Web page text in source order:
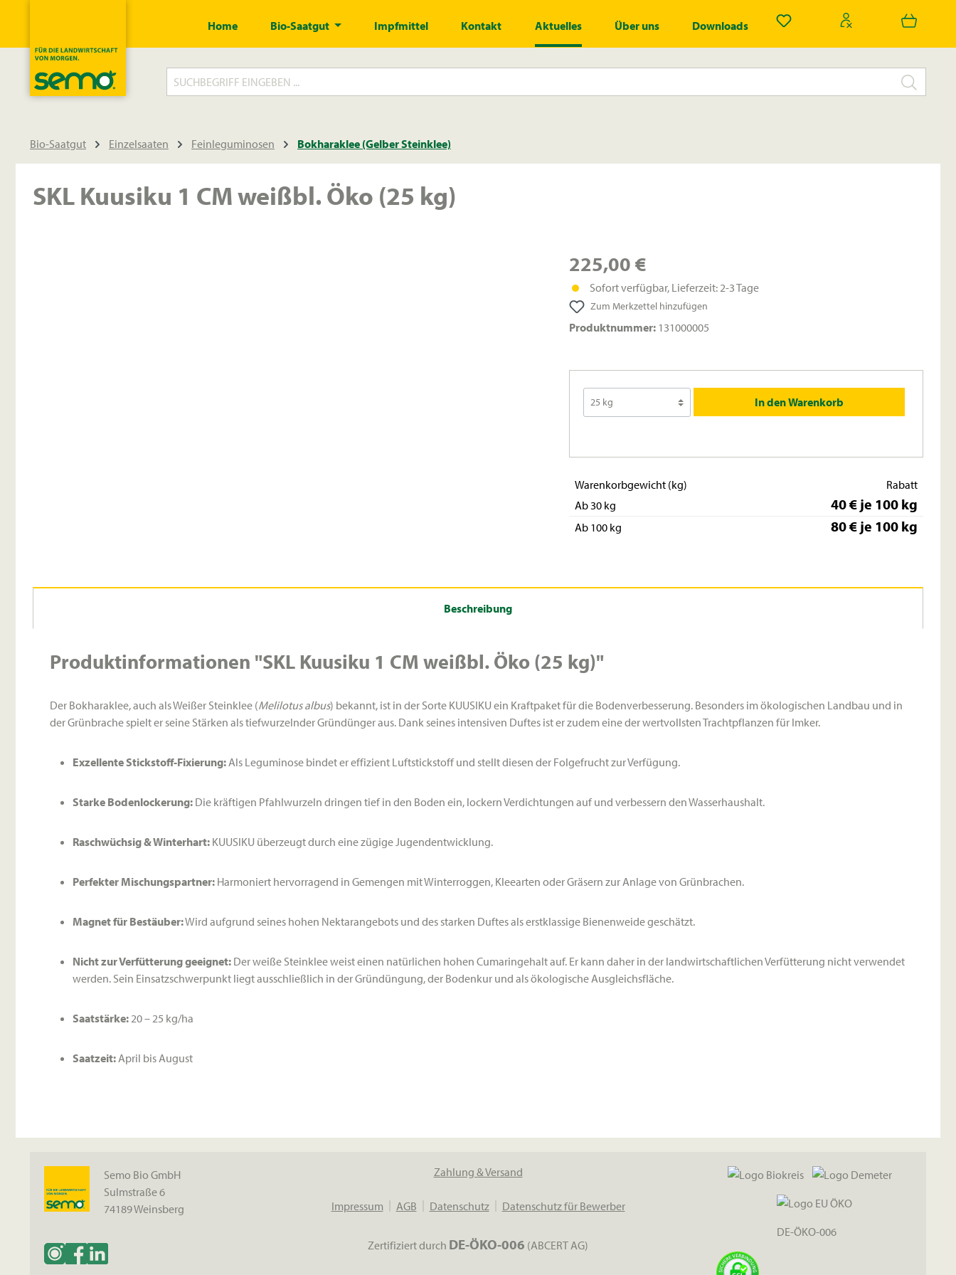
Du hast 0 Produkte auf dem
Home Bio-Saatgut Impfmittel Kontakt Aktuelles Über uns Downloads
Bio-Saatgut Einzelsaaten Feinleguminosen Bokharaklee (Gelber Steinklee)
SKL Kuusiku 1 CM weißbl. Öko (25 kg)
225,00 €
Sofort verfügbar, Lieferzeit: 2-3 Tage
Zum Merkzettel hinzufügen
Produktnummer: 131000005
In den Warenkorb
Warenkorbgewicht (kg)
Rabatt
Ab 30 kg
40 € je 100 kg
Ab 100 kg 80 € je 100 kg
Beschreibung
Produktinformationen "SKL Kuusiku 1 CM weißbl. Öko (25 kg)"
Der Bokharaklee, auch als Weißer Steinklee (Melilotus albus) bekannt, ist in der Sorte KUUSIKU ein Kraftpaket für die Bodenverbesserung. Besonders im ökologischen Landbau und in
der Grünbrache spielt er seine Stärken als tiefwurzelnder Gründünger aus. Dank seines intensiven Duftes ist er zudem eine der wertvollsten Trachtpflanzen für Imker.
Exzellente Stickstoff-Fixierung:Als Leguminose bindet er effizient Luftstickstoff und stellt diesen der Folgefrucht zur Verfügung.
Starke Bodenlockerung: Die kräftigen Pfahlwurzeln dringen tief in den Boden ein, lockern Verdichtungen auf und verbessern den Wasserhaushalt.
Raschwüchsig & Winterhart: KUUSIKU überzeugt durch eine zügige Jugendentwicklung.
Perfekter Mischungspartner: Harmoniert hervorragend in Gemengen mit Winterroggen, Kleearten oder Gräsern zur Anlage von Grünbrachen.
Magnet für Bestäuber:Wird aufgrund seines hohen Nektarangebots und des starken Duftes als erstklassige Bienenweide geschätzt.
Nicht zur Verfütterung geeignet: Der weiße Steinklee weist einen natürlichen hohen Cumaringehaltauf. Er kann daher in der landwirtschaftlichen Verfütterung nicht verwendet
werden. Sein Einsatzschwerpunkt liegt ausschließlich in der Gründüngung, der Bodenkur und als ökologische Ausgleichsfläche.
Saatstärke:20 – 25 kg/ha
Saatzeit:April bis August
Semo Bio GmbH
Sulmstraße 6
74189 Weinsberg
Zahlung & Versand
Impressum AGB Datenschutz Datenschutz für Bewerber
Zertifiziert durch DE-ÖKO-006 (ABCERT AG)
DE-ÖKO-006